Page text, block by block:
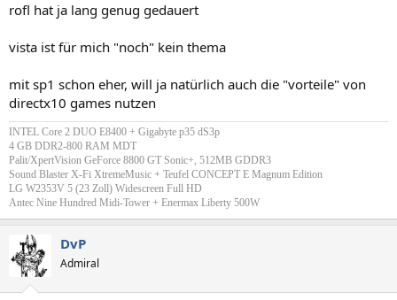
rofl hat ja lang genug gedauert
vista ist für mich "noch" kein thema
mit sp1 schon eher, will ja natürlich auch die "vorteile" von
directx10 games nutzen
INTEL Core 2 DUO E8400 + Gigabyte p35 dS3p
4 GB DDR2-800 RAM MDT
Palit/XpertVision GeForce 8800 GT Sonic+, 512MB GDDR3
Sound Blaster X-Fi XtremeMusic + Teufel CONCEPT E Magnum Edition
LG W2353V 5 (23 Zoll) Widescreen Full HD
Antec Nine Hundred Midi-Tower + Enermax Liberty 500W
DvP
Admiral